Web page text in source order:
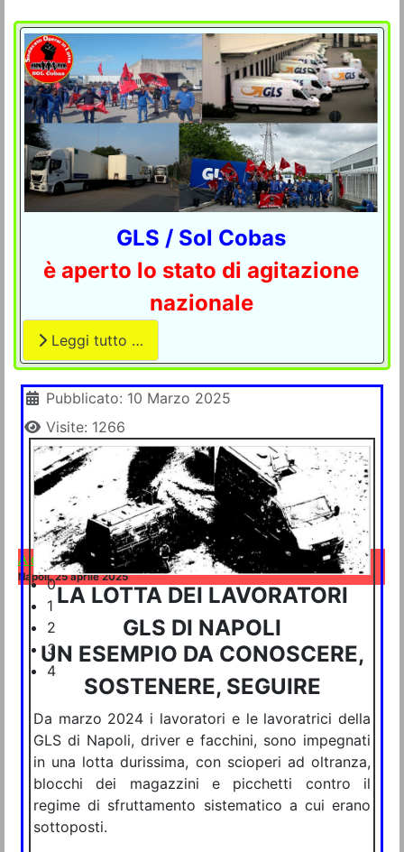
A che punto è la vertenza GLS a Napoli e provincia
Napoli, 25 aprile 2025
0
1
2
3
4
GLS / Sol Cobas
è aperto lo stato di agitazione
nazionale
Leggi tutto …
Dettagli
Pubblicato: 10 Marzo 2025
Visite: 1266
LA LOTTA DEI LAVORATORI
GLS DI NAPOLI
UN ESEMPIO DA CONOSCERE,
SOSTENERE, SEGUIRE
Da marzo 2024 i lavoratori e le lavoratrici della
GLS di Napoli, driver e facchini, sono impegnati
in una lotta durissima, con scioperi ad oltranza,
blocchi dei magazzini e picchetti contro il
regime di sfruttamento sistematico a cui erano
sottoposti.